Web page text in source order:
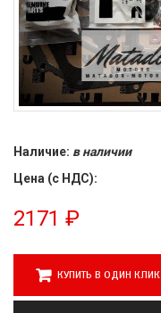
Наличие: в наличии
Цена (с НДС):
2171 ₽
КУПИТЬ В ОДИН КЛИК